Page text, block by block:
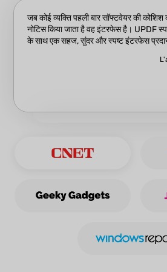
जब कोई व्यक्ति पहली बार सॉफ्टवेयर की
नोटिस किया जाता है वह इंटरफेस है। UPDF
के साथ एक सहज, सुंदर और स्पष्ट इंटरफेस